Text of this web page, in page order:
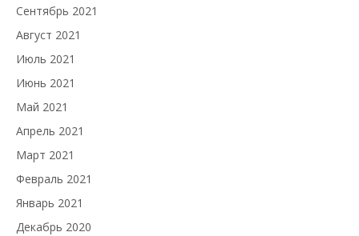
Сентябрь 2021
Август 2021
Июль 2021
Июнь 2021
Май 2021
Апрель 2021
Март 2021
Февраль 2021
Январь 2021
Декабрь 2020